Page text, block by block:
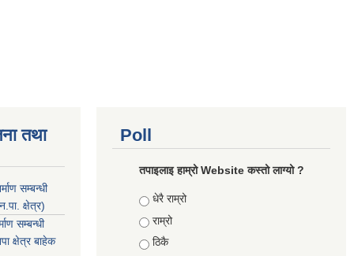
तथा
सम्बन्धी
क्षेत्र)
सम्बन्धी
क्षेत्र बाहेक
Poll
तपाइलाइ हाम्रो Website कस्तो लाग्यो ?
Choices
धेरै राम्रो
राम्रो
ठिकै